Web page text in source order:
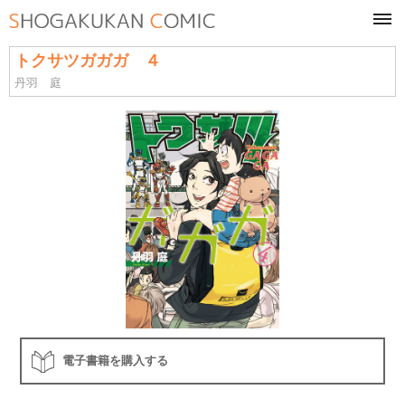
トクサツガガガ ４
丹羽 庭
電子書籍を購入する